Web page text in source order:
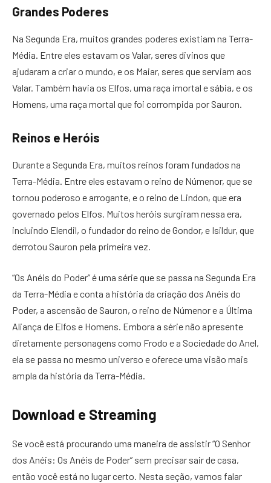
Grandes Poderes
Na Segunda Era, muitos grandes poderes existiam na Terra-
Média. Entre eles estavam os Valar, seres divinos que
ajudaram a criar o mundo, e os Maiar, seres que serviam aos
Valar. Também havia os Elfos, uma raça imortal e sábia, e os
Homens, uma raça mortal que foi corrompida por Sauron.
Reinos e Heróis
Durante a Segunda Era, muitos reinos foram fundados na
Terra-Média. Entre eles estavam o reino de Númenor, que se
tornou poderoso e arrogante, e o reino de Lindon, que era
governado pelos Elfos. Muitos heróis surgiram nessa era,
incluindo Elendil, o fundador do reino de Gondor, e Isildur, que
derrotou Sauron pela primeira vez.
“Os Anéis do Poder” é uma série que se passa na Segunda Era
da Terra-Média e conta a história da criação dos Anéis do
Poder, a ascensão de Sauron, o reino de Númenor e a Última
Aliança de Elfos e Homens. Embora a série não apresente
diretamente personagens como Frodo e a Sociedade do Anel,
ela se passa no mesmo universo e oferece uma visão mais
ampla da história da Terra-Média.
Download e Streaming
Se você está procurando uma maneira de assistir “O Senhor
dos Anéis: Os Anéis de Poder” sem precisar sair de casa,
então você está no lugar certo. Nesta seção, vamos falar